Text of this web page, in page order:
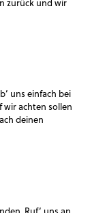
zurück und wir
uns einfach bei
achten sollen
deinen